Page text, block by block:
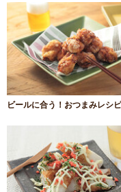
ビールに合う！おつまみレシピ